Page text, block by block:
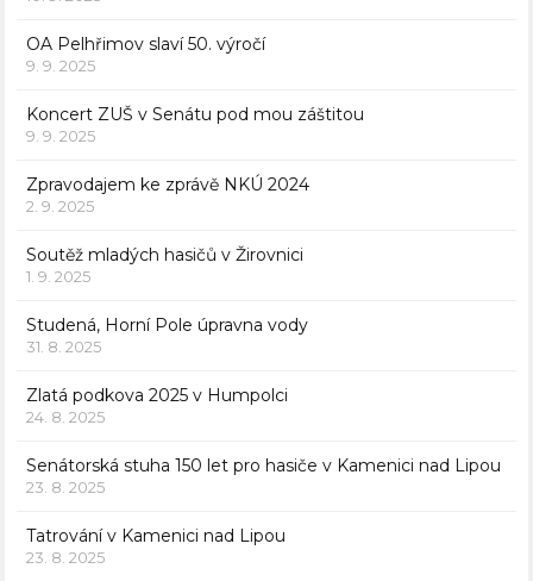
OA Pelhřimov slaví 50. výročí
9. 9. 2025
Koncert ZUŠ v Senátu pod mou záštitou
9. 9. 2025
Zpravodajem ke zprávě NKÚ 2024
2. 9. 2025
Soutěž mladých hasičů v Žirovnici
1. 9. 2025
Studená, Horní Pole úpravna vody
31. 8. 2025
Zlatá podkova 2025 v Humpolci
24. 8. 2025
Senátorská stuha 150 let pro hasiče v Kamenici nad Lipou
23. 8. 2025
Tatrování v Kamenici nad Lipou
23. 8. 2025